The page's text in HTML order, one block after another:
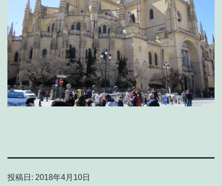
投稿日: 2018年4月10日